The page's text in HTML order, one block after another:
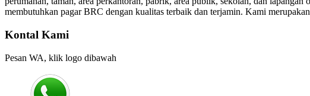
membutuhkan pagar BRC dengan kualitas terbaik dan terjamin. Kami
Kontal Kami
Pesan WA, klik logo dibawah